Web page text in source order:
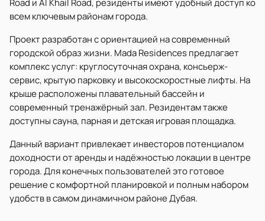
Road и Al Khail Road, резиденты имеют удобный доступ ко
всем ключевым районам города.
Проект разработан с ориентацией на современный
городской образ жизни. Mada Residences предлагает
комплекс услуг: круглосуточная охрана, консьерж-
сервис, крытую парковку и высокоскоростные лифты. На
крыше расположены плавательный бассейн и
современный тренажёрный зал. Резидентам также
доступны сауна, парная и детская игровая площадка.
Данный вариант привлекает инвесторов потенциалом
доходности от аренды и надёжностью локации в центре
города. Для конечных пользователей это готовое
решение с комфортной планировкой и полным набором
удобств в самом динамичном районе Дубая.